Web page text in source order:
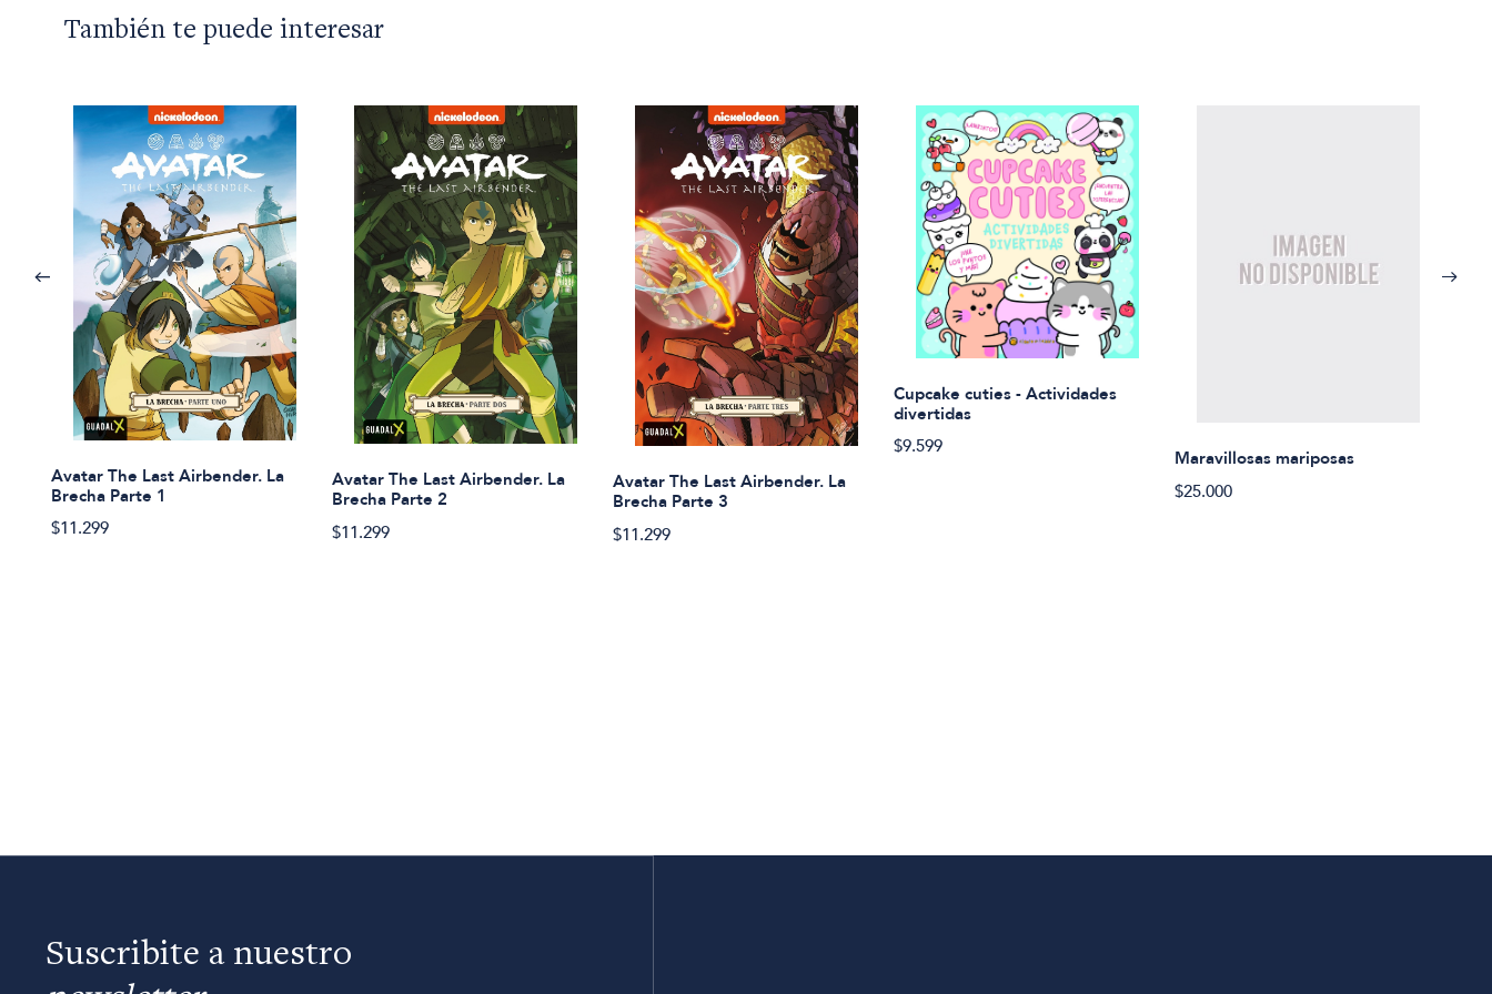
También te puede interesar
Avatar The Last Airbender. La
Brecha Parte 1
$11.299
Avatar The Last Airbender. La
Brecha Parte 2
$11.299
Avatar The Last Airbender. La
Brecha Parte 3
$11.299
Cupcake cuties - Actividades
divertidas
$9.599
Maravillosas mariposas
$25.000
Suscribite a nuestro